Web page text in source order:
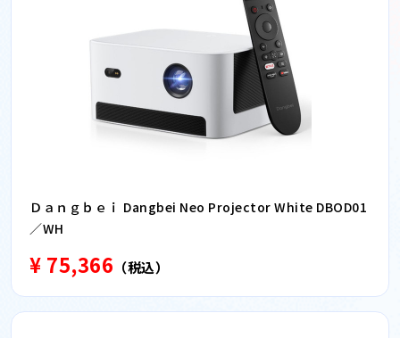
Ｄａｎｇｂｅｉ Dangbei Neo Projector White DBOD01
／WH
¥ 75,366 （税込）